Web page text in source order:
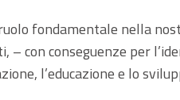
fondamentale nella
– con conseguenze per
l’educazione e lo